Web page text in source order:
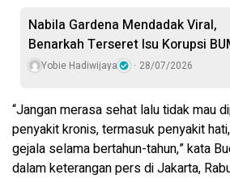
Nabila Gardena Mendadak Viral,
Benarkah Terseret Isu Korupsi
Yobie Hadiwijaya 28/07/2026
“Jangan merasa sehat lalu tidak mau
penyakit kronis, termasuk penyakit
gejala selama bertahun-tahun,” kata
dalam keterangan pers di Jakarta,